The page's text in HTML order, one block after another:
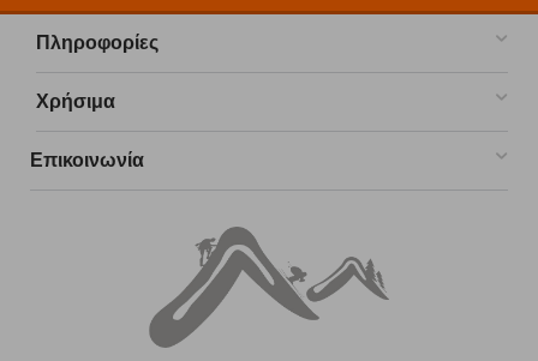
Πληροφορίες
Χρήσιμα
Επικοινωνία